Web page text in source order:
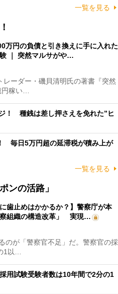
一覧を見る
万円の負債と引き換えに手に入れた
｜ 突然マルサがや…
ーダー・磯貝清明氏の著書『突然
稼い…
！ 種銭は差し押さえを免れた”ヒ
毎日5万円超の延滞税が積み上が
一覧を見る
ンの活路」
歯止めはかかるか？】警察庁が本
察組織の構造改革」 実現…
のが「警察官不足」だ。警察官の採
1以…
用試験受験者数は10年間で2分の1